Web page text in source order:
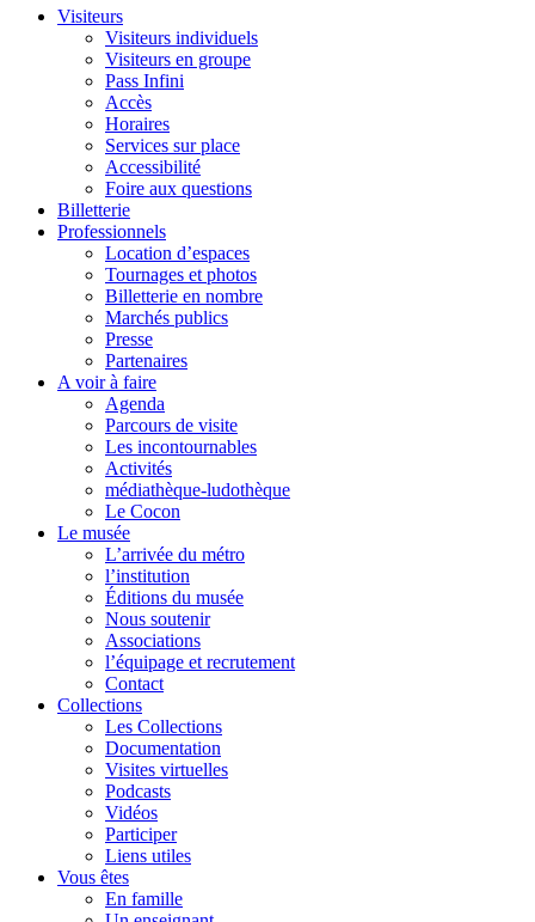
Visiteurs
Visiteurs individuels
Visiteurs en groupe
Pass Infini
Accès
Horaires
Services sur place
Accessibilité
Foire aux questions
Billetterie
Professionnels
Location d’espaces
Tournages et photos
Billetterie en nombre
Marchés publics
Presse
Partenaires
A voir à faire
Agenda
Parcours de visite
Les incontournables
Activités
médiathèque-ludothèque
Le Cocon
Le musée
L’arrivée du métro
l’institution
Éditions du musée
Nous soutenir
Associations
l’équipage et recrutement
Contact
Collections
Les Collections
Documentation
Visites virtuelles
Podcasts
Vidéos
Participer
Liens utiles
Vous êtes
En famille